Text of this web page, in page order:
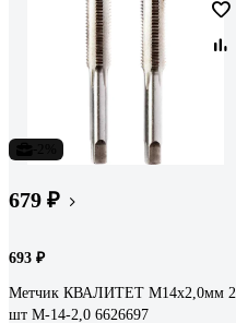
679 ₽
693 ₽
Метчик КВАЛИТЕТ М14x2,0мм 2
шт М-14-2,0 6626697